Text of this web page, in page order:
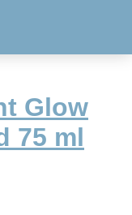
Glow
75 ml